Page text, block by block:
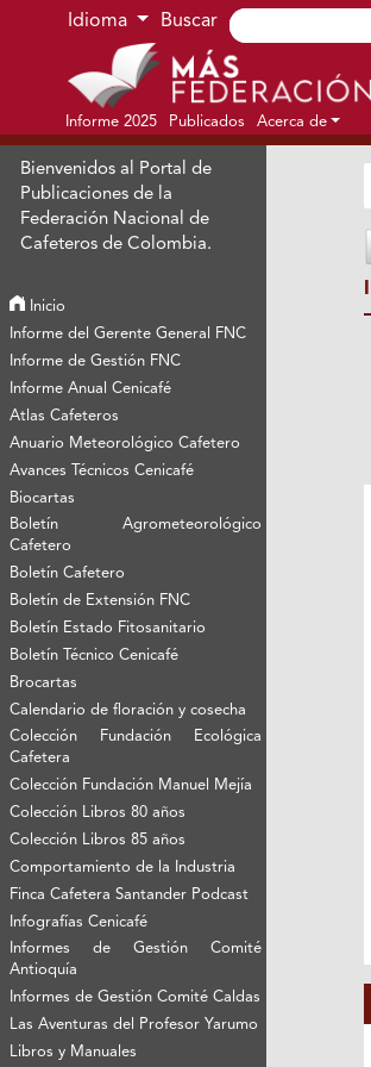
Ir al menú de navegación principal
Ir al contenido principal
Ir al pie de página del sitio
Idioma Buscar
Informe 2025 Publicados Acerca de
Bienvenidos al Portal de
Publicaciones de la
Federación Nacional de
Cafeteros de Colombia.
Inicio
Informe del Gerente General FNC
Informe de Gestión FNC
Informe Anual Cenicafé
Atlas Cafeteros
Anuario Meteorológico Cafetero
Avances Técnicos Cenicafé
Biocartas
Boletín Agrometeorológico
Cafetero
Boletín Cafetero
Boletín de Extensión FNC
Boletín Estado Fitosanitario
Boletín Técnico Cenicafé
Brocartas
Calendario de floración y cosecha
Colección Fundación Ecológica
Cafetera
Colección Fundación Manuel Mejía
Colección Libros 80 años
Colección Libros 85 años
Comportamiento de la Industria
Finca Cafetera Santander Podcast
Infografías Cenicafé
Informes de Gestión Comité
Antioquía
Informes de Gestión Comité Caldas
Las Aventuras del Profesor Yarumo
Libros y Manuales